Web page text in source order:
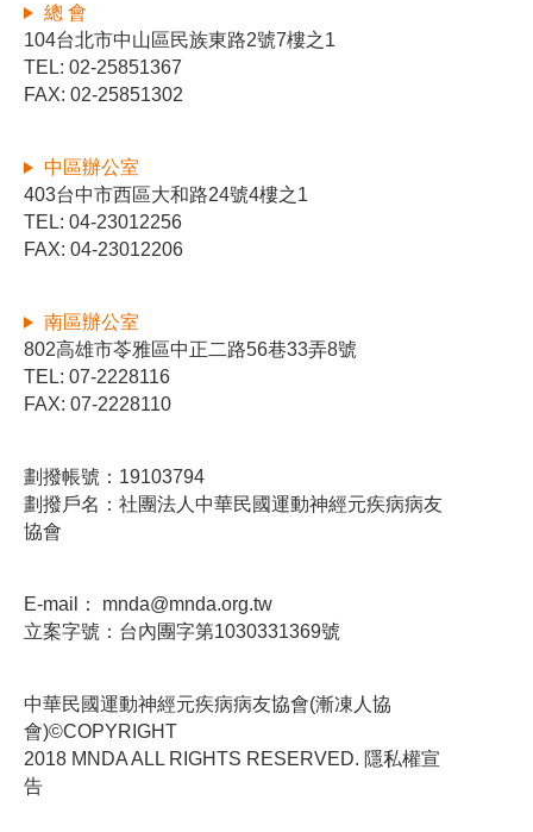
總 會
104台北市中山區民族東路2號7樓之1
TEL: 02-25851367
FAX: 02-25851302
中區辦公室
403台中市西區大和路24號4樓之1
TEL: 04-23012256
FAX: 04-23012206
南區辦公室
802高雄市苓雅區中正二路56巷33弄8號
TEL: 07-2228116
FAX: 07-2228110
劃撥帳號：19103794
劃撥戶名：社團法人中華民國運動神經元疾病病友
協會
E-mail：
mnda@mnda.org.tw
立案字號：台內團字第1030331369號
中華民國運動神經元疾病病友協會(漸凍人協
會)©COPYRIGHT
2018 MNDA ALL RIGHTS RESERVED. 隱私權宣
告